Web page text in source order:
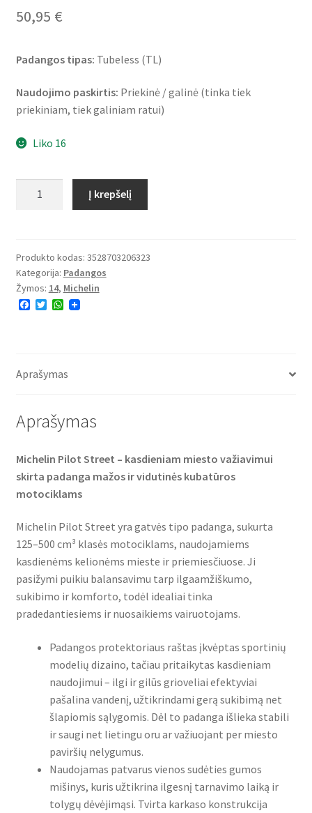
50,95 €
Padangos tipas: Tubeless (TL)
Naudojimo paskirtis: Priekinė / galinė (tinka tiek
priekiniam, tiek galiniam ratui)
Liko 16
Street
Rf.
80/80
-
(priekinė/galinė)
Į krepšelį
Produkto kodas: 3528703206323
Kategorija: Padangos
Žymos: 14, Michelin
F
o
T
r
W
p
Aprašymas
Aprašymas
Michelin Pilot Street – kasdieniam miesto važiavimui
skirta padanga mažos ir vidutinės kubatūros
motociklams
Michelin Pilot Street yra gatvės tipo padanga, sukurta
125–500 cm³ klasės motociklams, naudojamiems
kasdienėms kelionėms mieste ir priemiesčiuose. Ji
pasižymi puikiu balansavimu tarp ilgaamžiškumo,
sukibimo ir komforto, todėl idealiai tinka
pradedantiesiems ir nuosaikiems vairuotojams.
Padangos protektoriaus raštas įkvėptas sportinių
modelių dizaino, tačiau pritaikytas kasdieniam
naudojimui – ilgi ir gilūs grioveliai efektyviai
pašalina vandenį, užtikrindami gerą sukibimą net
šlapiomis sąlygomis. Dėl to padanga išlieka stabili
ir saugi net lietingu oru ar važiuojant per miesto
paviršių nelygumus.
Naudojamas patvarus vienos sudėties gumos
mišinys, kuris užtikrina ilgesnį tarnavimo laiką ir
tolygų dėvėjimąsi. Tvirta karkaso konstrukcija